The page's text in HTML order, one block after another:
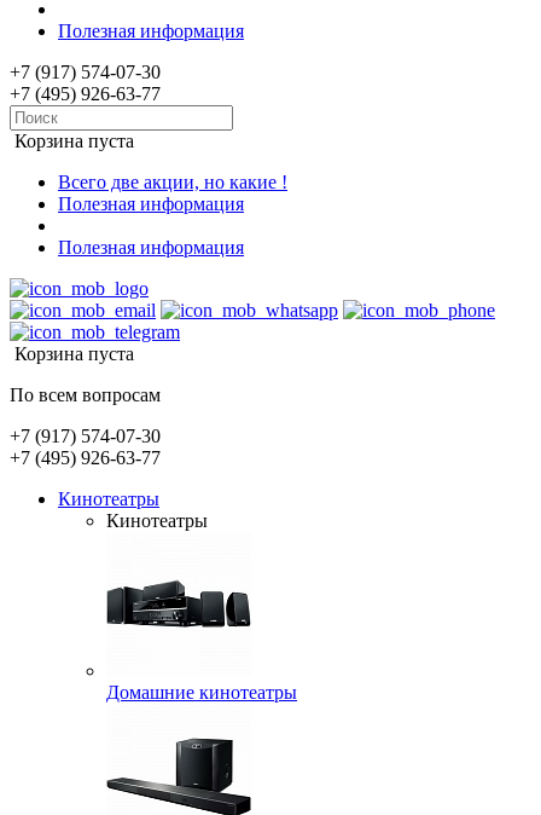
Полезная информация
+7 (917) 574-07-30
+7 (495) 926-63-77
Корзина пуста
Всего две акции, но какие !
Полезная информация
Полезная информация
Корзина пуста
По всем вопросам
+7 (917) 574-07-30
+7 (495) 926-63-77
Кинотеатры
Кинотеатры
Домашние кинотеатры